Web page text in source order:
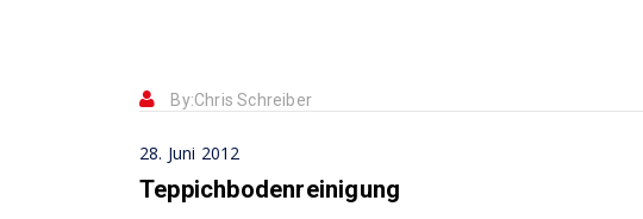
By:Chris Schreiber
28. Juni 2012
Teppichbodenreinigung